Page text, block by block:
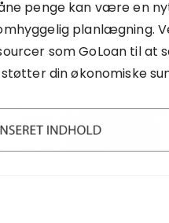
penge kan være en
planlægning.
som GoLoan til
din økonomiske